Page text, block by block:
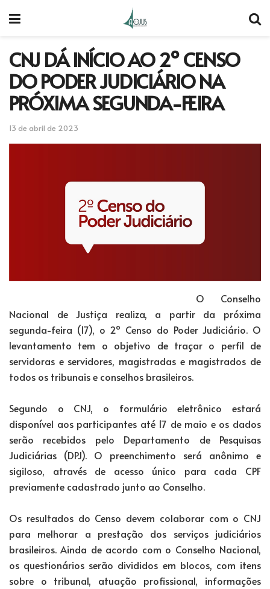
CNJ DÁ INÍCIO AO 2º CENSO
DO PODER JUDICIÁRIO NA
PRÓXIMA SEGUNDA-FEIRA
13 de abril de 2023
O Conselho
Nacional de Justiça realiza, a partir da próxima
segunda-feira (17), o 2º Censo do Poder Judiciário. O
levantamento tem o objetivo de traçar o perfil de
servidoras e servidores, magistradas e magistrados de
todos os tribunais e conselhos brasileiros.
Segundo o CNJ, o formulário eletrônico estará
disponível aos participantes até 17 de maio e os dados
serão recebidos pelo Departamento de Pesquisas
Judiciárias (DPJ). O preenchimento será anônimo e
sigiloso, através de acesso único para cada CPF
previamente cadastrado junto ao Conselho.
Os resultados do Censo devem colaborar com o CNJ
para melhorar a prestação dos serviços judiciários
brasileiros. Ainda de acordo com o Conselho Nacional,
os questionários serão divididos em blocos, com itens
sobre o tribunal, atuação profissional, informações